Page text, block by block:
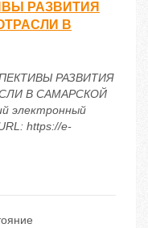
РАЗВИТИЯ
В
РАЗВИТИЯ
В САМАРСКОЙ
электронный
https://e-